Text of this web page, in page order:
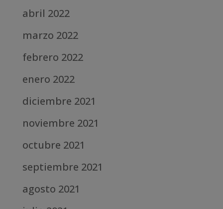
abril 2022
marzo 2022
febrero 2022
enero 2022
diciembre 2021
noviembre 2021
octubre 2021
septiembre 2021
agosto 2021